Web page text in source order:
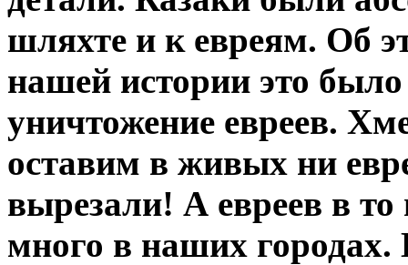
шляхте и к евреям. Об
нашей истории это было
уничтожение евреев.
оставим в живых ни
вырезали! А евреев в
много в наших городах.